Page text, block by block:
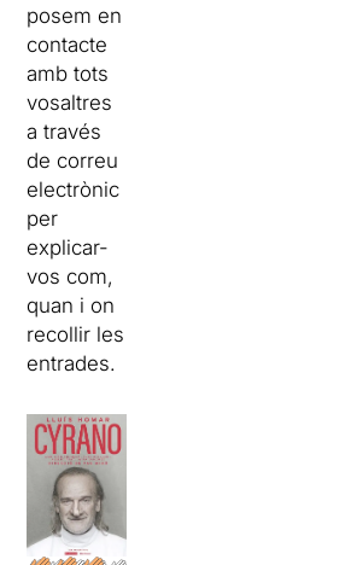
posem en
contacte
amb tots
vosaltres
a través
de correu
electrònic
per
explicar-
vos com,
quan i on
recollir les
entrades.